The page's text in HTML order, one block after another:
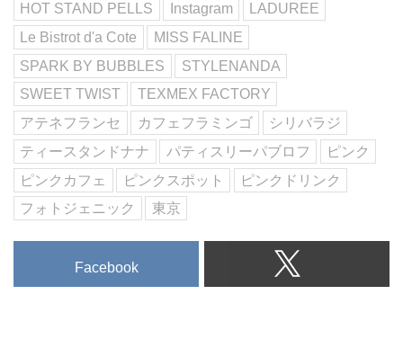
ピンクの壁やカラフルなイスがア
メリカンでフォトジェニックなお
店です♩
看板メニューのハンバーガーは高
さもあってついつい写真を撮りた
くなっちゃう!
▽BURGER&MILKSHAKECRAN
E
https://goo.gl/OQEHt7
CAFE3 BRASSERIE D &
SWEETROOM
✞◡̈♥︎HARUKA◡̈♥︎✞さん
(@0228haruka0228)がシェアした
投稿 - 2017 5月 5 8:15午前 PDT
HOT STAND PELLS
Instagram
LADUREE
Le Bistrot d'a Cote
MISS FALINE
SPARK BY BUBBLES
STYLENANDA
SWEET TWIST
TEXMEX FACTORY
アテネフランセ
カフェフラミンゴ
シリバラジ
ティースタンドナナ
パティスリーパブロフ
ピンク
ピンクカフェ
ピンクスポット
ピンクドリンク
フォトジェニック
東京
Facebook